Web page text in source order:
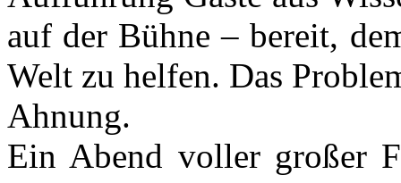
auf der Bühne – bereit,
Welt zu helfen. Das
Ahnung.
Ein Abend voller großer